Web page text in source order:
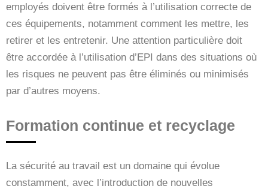
employés doivent être formés à l’utilisation correcte de
ces équipements, notamment comment les mettre, les
retirer et les entretenir. Une attention particulière doit
être accordée à l’utilisation d’EPI dans des situations où
les risques ne peuvent pas être éliminés ou minimisés
par d’autres moyens.
Formation continue et recyclage
La sécurité au travail est un domaine qui évolue
constamment, avec l’introduction de nouvelles